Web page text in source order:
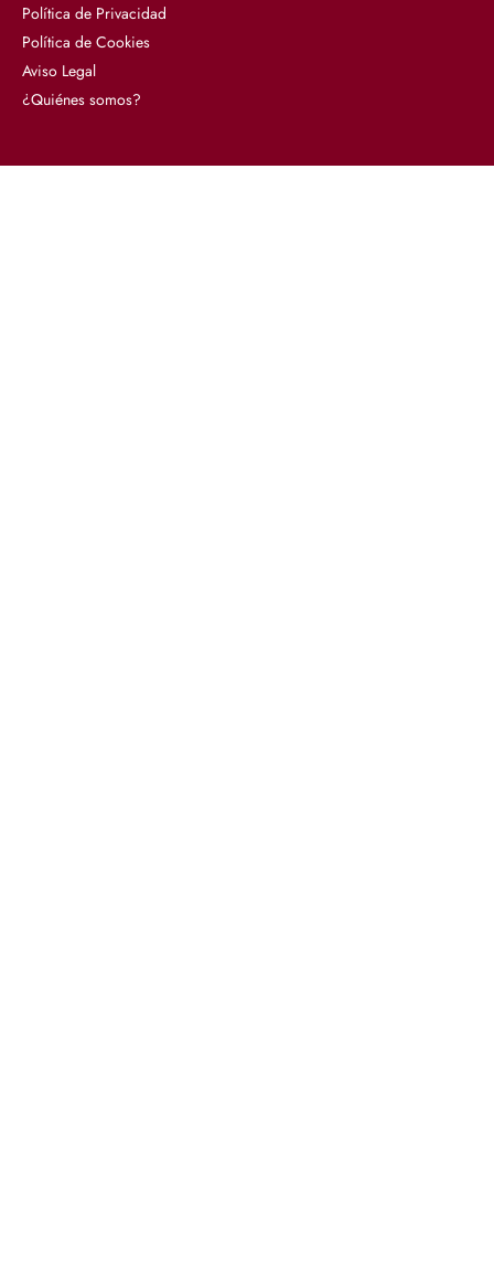
Política de Privacidad
Política de Cookies
Aviso Legal
¿Quiénes somos?